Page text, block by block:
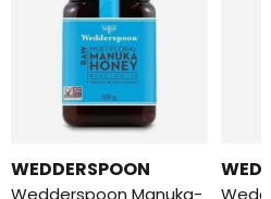
WEDDERSPOON
Wedderspoon Manuka-